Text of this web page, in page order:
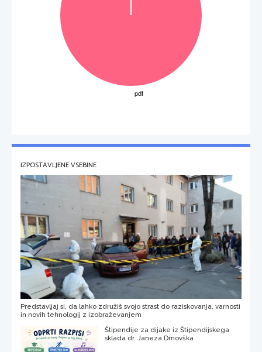
IZPOSTAVLJENE VSEBINE
Predstavljaj si, da lahko združiš svojo strast do raziskovanja, varnosti
in novih tehnologij z izobraževanjem
Štipendije za dijake iz Štipendijskega
sklada dr. Janeza Drnovška